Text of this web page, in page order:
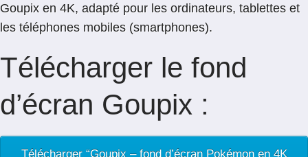
Goupix en 4K, adapté pour les ordinateurs, tablettes et
les téléphones mobiles (smartphones).
Télécharger le fond
d’écran Goupix :
Télécharger “Goupix – fond d’écran Pokémon en 4K